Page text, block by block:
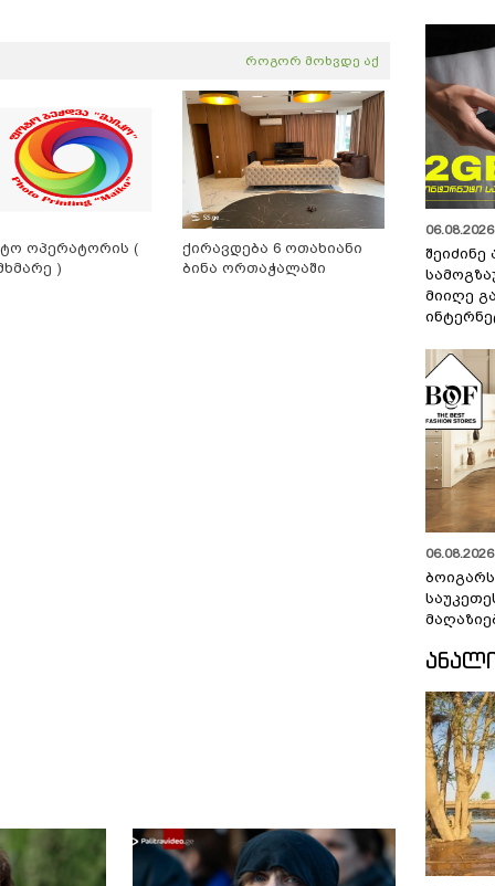
როგორ მოხვდე აქ
ოპერატორის (
)
ქირავდება 6 ოთახიანი
ბინა ორთაჭალაში
მიიღე